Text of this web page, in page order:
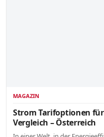
MAGAZIN
Strom Tarifoptionen
Vergleich – Österreich